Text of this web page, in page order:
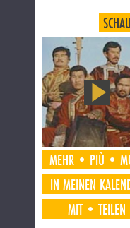
IN MEINEN
MIT•TEILEN